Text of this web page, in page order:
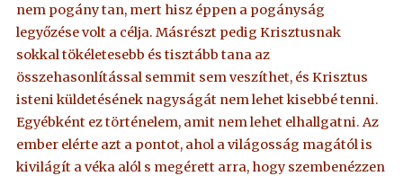
nem pogány tan, mert hisz éppen a pogányság
legyőzése volt a célja. Másrészt pedig Krisztusnak
sokkal tökéletesebb és tisztább tana az
összehasonlítással semmit sem veszíthet, és Krisztus
isteni küldetésének nagyságát nem lehet kisebbé tenni.
Egyébként ez történelem, amit nem lehet elhallgatni. Az
ember elérte azt a pontot, ahol a világosság magától is
kivilágít a véka alól s megérett arra, hogy szembenézzen